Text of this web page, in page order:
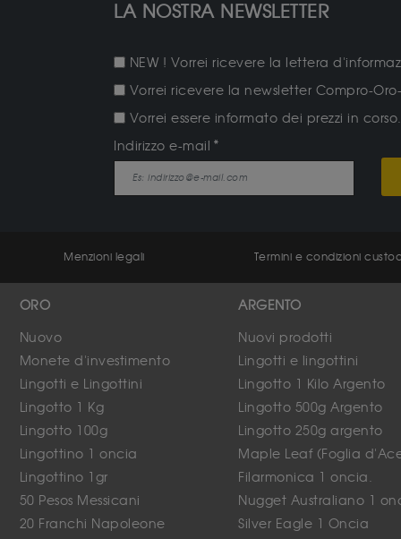
LA NOSTRA NEWSLETTER
NEW ! Vorrei ricevere la lettera
Vorrei ricevere la newsletter Compro-
Vorrei essere informato dei prezzi in corso.
Indirizzo e-mail
Menzioni legali Termini e condizioni
ORO
Nuovo
Monete d'investimento
Lingotti e Lingottini
Lingotto 1 Kg
Lingotto 100g
Lingottino 1 oncia
Lingottino 1gr
50 Pesos Messicani
20 Franchi Napoleone
ARGENTO
Nuovi prodotti
Lingotti e lingottini
Lingotto 1 Kilo Argento
Lingotto 500g Argento
Lingotto 250g argento
Maple Leaf (Foglia
Filarmonica 1 oncia.
Nugget Australiano 1
Silver Eagle 1 Oncia